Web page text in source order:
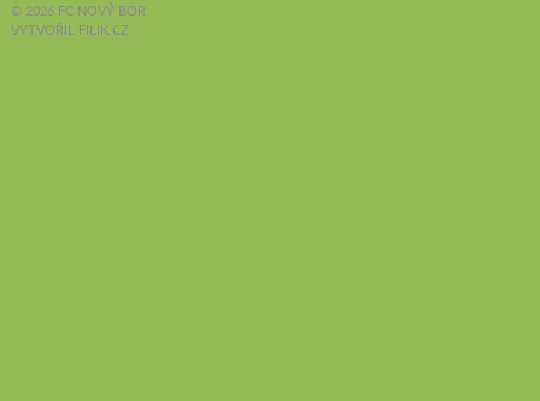
© 2026 FC NOVÝ BOR
VYTVOŘIL FILIK.CZ